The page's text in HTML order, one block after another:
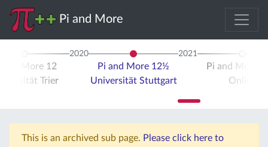
Pi and More
and More 12
Trier
2020
Pi and More 12½
Universität Stuttgart
2021
Pi and More
Online
This is an archived sub page. Please click here to